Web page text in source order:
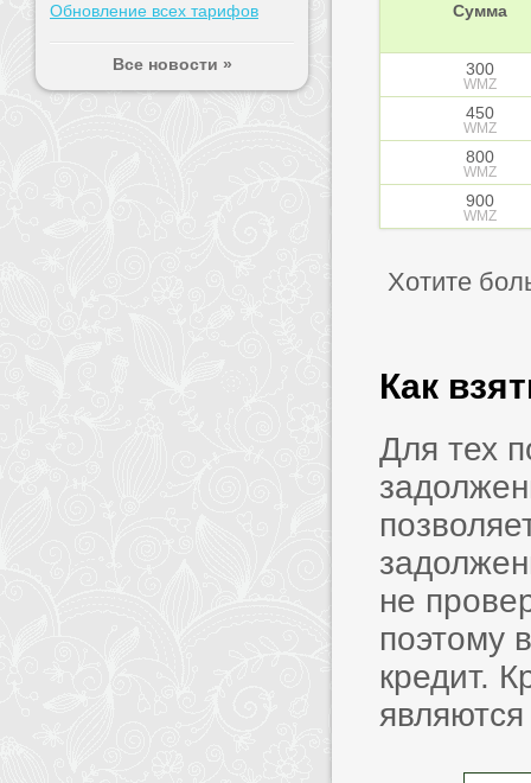
Обновление всех тарифов
Все новости »
Сумма
300
WMZ
450
WMZ
800
WMZ
900
WMZ
Хотите
Как
Для тех
не
поэтому
кредит.